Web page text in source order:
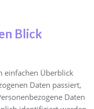
Blick
einfachen Überblick
Daten passiert,
Daten